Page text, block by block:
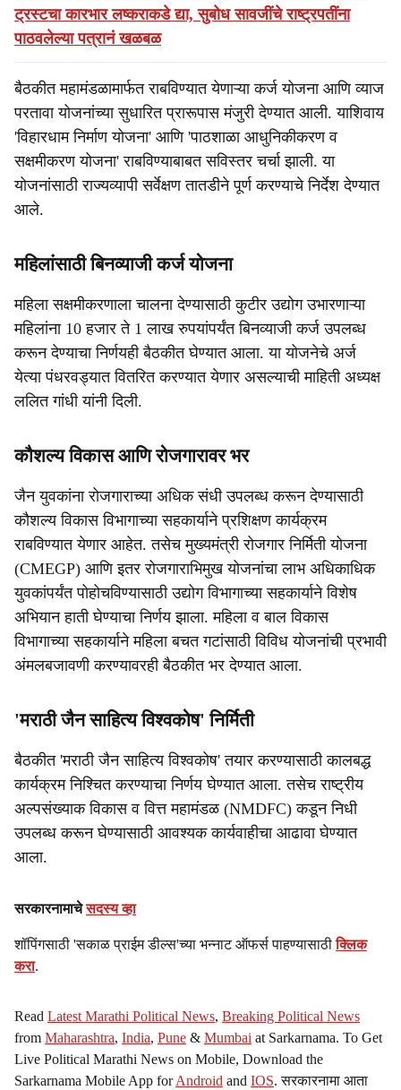
ट्रस्टचा कारभार लष्कराकडे द्या, सुबोध सावजींचे राष्ट्रपतींना
पाठवलेल्या पत्रानं खळबळ
बैठकीत महामंडळामार्फत राबविण्यात येणाऱ्या कर्ज योजना आणि व्याज
परतावा योजनांच्या सुधारित प्रारूपास मंजुरी देण्यात आली. याशिवाय
'विहारधाम निर्माण योजना' आणि 'पाठशाळा आधुनिकीकरण व
सक्षमीकरण योजना' राबविण्याबाबत सविस्तर चर्चा झाली. या
योजनांसाठी राज्यव्यापी सर्वेक्षण तातडीने पूर्ण करण्याचे निर्देश देण्यात
आले.
महिलांसाठी बिनव्याजी कर्ज योजना
महिला सक्षमीकरणाला चालना देण्यासाठी कुटीर उद्योग उभारणाऱ्या
महिलांना 10 हजार ते 1 लाख रुपयांपर्यंत बिनव्याजी कर्ज उपलब्ध
करून देण्याचा निर्णयही बैठकीत घेण्यात आला. या योजनेचे अर्ज
येत्या पंधरवड्यात वितरित करण्यात येणार असल्याची माहिती अध्यक्ष
ललित गांधी यांनी दिली.
कौशल्य विकास आणि रोजगारावर भर
जैन युवकांना रोजगाराच्या अधिक संधी उपलब्ध करून देण्यासाठी
कौशल्य विकास विभागाच्या सहकार्याने प्रशिक्षण कार्यक्रम
राबविण्यात येणार आहेत. तसेच मुख्यमंत्री रोजगार निर्मिती योजना
(CMEGP) आणि इतर रोजगाराभिमुख योजनांचा लाभ अधिकाधिक
युवकांपर्यंत पोहोचविण्यासाठी उद्योग विभागाच्या सहकार्याने विशेष
अभियान हाती घेण्याचा निर्णय झाला. महिला व बाल विकास
विभागाच्या सहकार्याने महिला बचत गटांसाठी विविध योजनांची प्रभावी
अंमलबजावणी करण्यावरही बैठकीत भर देण्यात आला.
'मराठी जैन साहित्य विश्वकोष' निर्मिती
बैठकीत 'मराठी जैन साहित्य विश्वकोष' तयार करण्यासाठी कालबद्ध
कार्यक्रम निश्चित करण्याचा निर्णय घेण्यात आला. तसेच राष्ट्रीय
अल्पसंख्याक विकास व वित्त महामंडळ (NMDFC) कडून निधी
उपलब्ध करून घेण्यासाठी आवश्यक कार्यवाहीचा आढावा घेण्यात
आला.
सरकारनामाचेसदस्य व्हा
शॉपिंगसाठी 'सकाळ प्राईम डील्स'च्या भन्नाट ऑफर्स पाहण्यासाठीक्लिक
करा.
Read Latest Marathi Political News, Breaking Political News
from Maharashtra, India, Pune & Mumbai at Sarkarnama. To Get
Live Political Marathi News on Mobile, Download the
Sarkarnama Mobile App forAndroid and IOS. सरकारनामा आता